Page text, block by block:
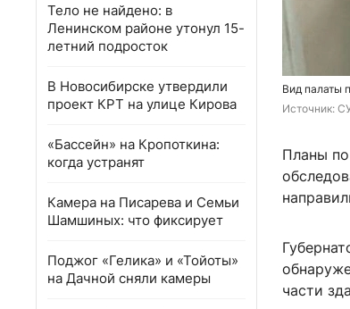
Тело не найдено: в
Ленинском районе утонул 15-
летний подросток
В Новосибирске утвердили
проект КРТ на улице Кирова
«Бассейн» на Кропоткина:
когда устранят
Камера на Писарева и Семьи
Шамшиных: что фиксирует
Поджог «Гелика» и «Тойоты»
на Дачной сняли камеры
Вид палаты
Источник:
Планы
части